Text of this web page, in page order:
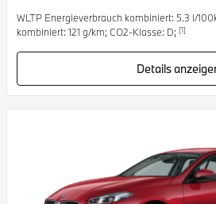
WLTP Energieverbrauch kombiniert: 5.3 l/
kombiniert: 121 g/km; CO2-Klasse: D; [1]
Details